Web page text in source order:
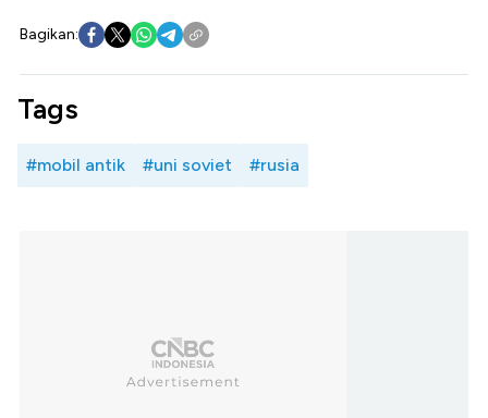
Bagikan:
Tags
#mobil antik #uni soviet #rusia